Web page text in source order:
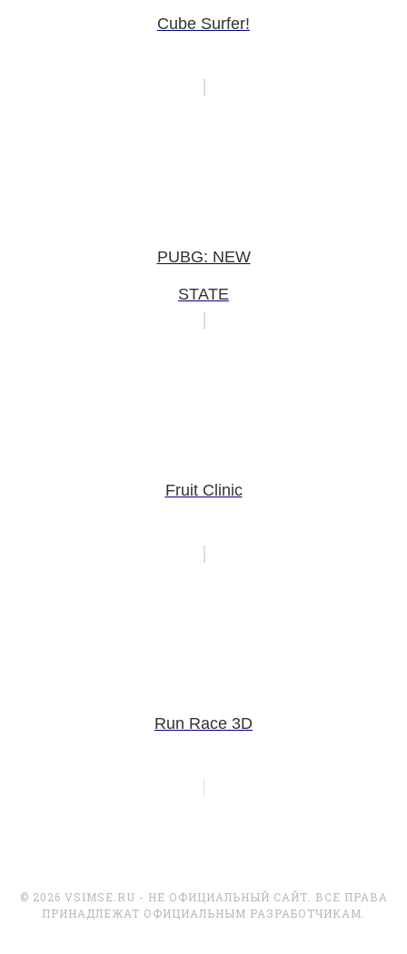
Cube Surfer!
PUBG: NEW
STATE
Fruit Clinic
Run Race 3D
© 2026 VSIMSE.RU - НЕ ОФИЦИАЛЬНЫЙ САЙТ. ВСЕ ПРАВА
ПРИНАДЛЕЖАТ ОФИЦИАЛЬНЫМ РАЗРАБОТЧИКАМ.